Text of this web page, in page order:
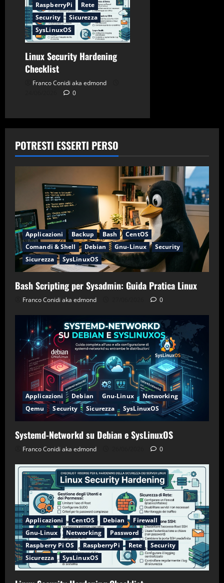
RaspberryPi
Rete
Security
Sicurezza
SysLinuxOS
Linux Security Hardening
Checklist
Franco Conidi aka edmond
0
POTRESTI ESSERTI PERSO
Applicazioni Backup Bash
CentOS
Comandi & Shell
Debian Gnu-Linux
Security
Sicurezza
SysLinuxOS
Bash Scripting per Sysadmin: Guida Pratica Linux
Franco Conidi aka edmond 0
Applicazioni Debian Gnu-Linux
Networking
Qemu
Security Sicurezza SysLinuxOS
Systemd-Networkd su Debian e SysLinuxOS
Franco Conidi aka edmond 0
Applicazioni CentOS Debian
Firewall
Gnu-Linux
Networking
Password
Raspberry Pi OS
RaspberryPi Rete
Security
Sicurezza
SysLinuxOS